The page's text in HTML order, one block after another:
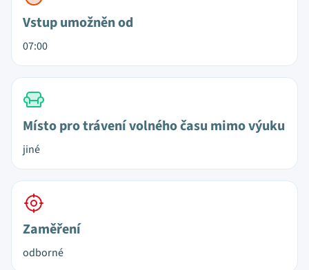
Vstup umožněn od
07:00
Místo pro trávení volného času mimo výuku
jiné
Zaměření
odborné